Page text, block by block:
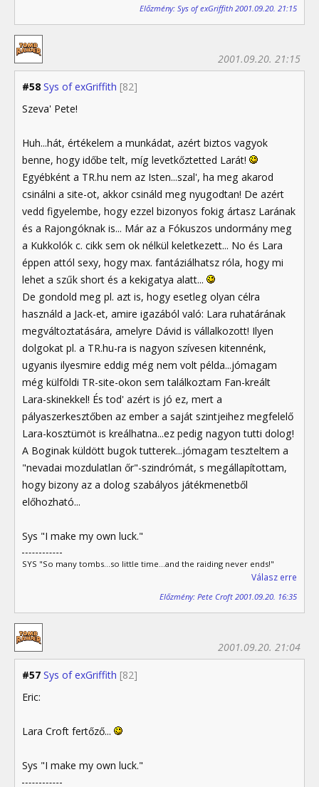
Előzmény: Sys of exGriffith 2001.09.20. 21:15
#58 Sys of exGriffith [82]
2001.09.20. 21:15
Szeva' Pete!
Huh...hát, értékelem a munkádat, azért biztos vagyok
benne, hogy időbe telt, míg levetkőztetted Larát!
Egyébként a TR.hu nem az Isten...szal', ha meg akarod
csinálni a site-ot, akkor csináld meg nyugodtan! De azért
vedd figyelembe, hogy ezzel bizonyos fokig ártasz Larának
és a Rajongóknak is... Már az a Fókuszos undormány meg
a Kukkolók c. cikk sem ok nélkül keletkezett... No és Lara
éppen attól sexy, hogy max. fantáziálhatsz róla, hogy mi
lehet a szűk short és a kekigatya alatt...
De gondold meg pl. azt is, hogy esetleg olyan célra
használd a Jack-et, amire igazából való: Lara ruhatárának
megváltoztatására, amelyre Dávid is vállalkozott! Ilyen
dolgokat pl. a TR.hu-ra is nagyon szívesen kitennénk,
ugyanis ilyesmire eddig még nem volt példa...jómagam
még külföldi TR-site-okon sem találkoztam Fan-kreált
Lara-skinekkel! És tod' azért is jó ez, mert a
pályaszerkesztőben az ember a saját szintjeihez megfelelő
Lara-kosztümöt is kreálhatna...ez pedig nagyon tutti dolog!
A Boginak küldött bugok tutterek...jómagam teszteltem a
"nevadai mozdulatlan őr"-szindrómát, s megállapítottam,
hogy bizony az a dolog szabályos játékmenetből
előhozható...
Sys "I make my own luck."
SYS "So many tombs...so little time...and the raiding never ends!"
Válasz erre
Előzmény: Pete Croft 2001.09.20. 16:35
#57 Sys of exGriffith [82]
2001.09.20. 21:04
Eric:
Lara Croft fertőző...
Sys "I make my own luck."